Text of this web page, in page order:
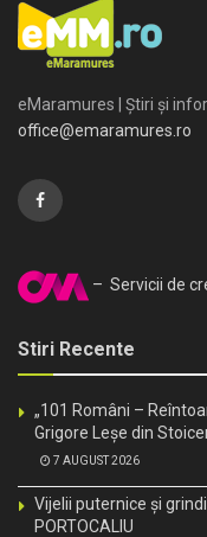
eMaramures | Știri și
office@emaramures.ro
– Servicii de
Stiri Recente
„101 Români –
Grigore Leșe din
7 AUGUST 2026
Vijelii puternice și
PORTOCALIU